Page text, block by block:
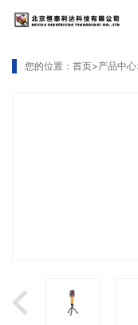
您的位置： 首页>产品中心